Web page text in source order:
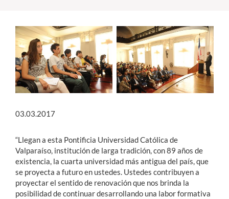
Formación Continua
Estudiantes
Académicos
Alumni
English
03.03.2017
“Llegan a esta Pontificia Universidad Católica de
Valparaíso, institución de larga tradición, con 89 años de
existencia, la cuarta universidad más antigua del país, que
se proyecta a futuro en ustedes. Ustedes contribuyen a
proyectar el sentido de renovación que nos brinda la
posibilidad de continuar desarrollando una labor formativa